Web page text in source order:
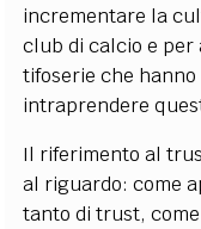
incrementare la
club di calcio e
tifoserie che
intraprendere
Il riferimento al
al riguardo: come
tanto di trust,